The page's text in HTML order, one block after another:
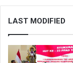
LAST MODIFIED